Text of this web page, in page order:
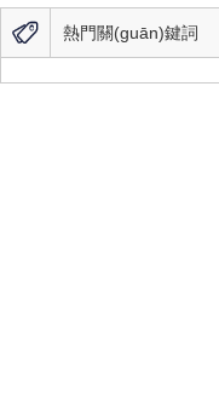
 熱門關(guān)鍵詞